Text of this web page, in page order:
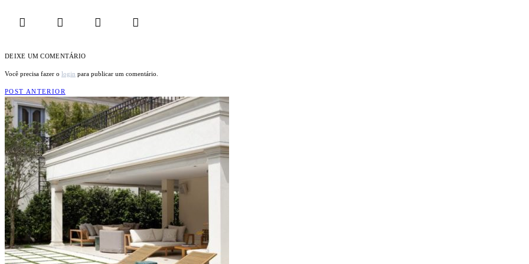
DEIXE UM COMENTÁRIO
Você precisa fazer o login para publicar um comentário.
POST ANTERIOR